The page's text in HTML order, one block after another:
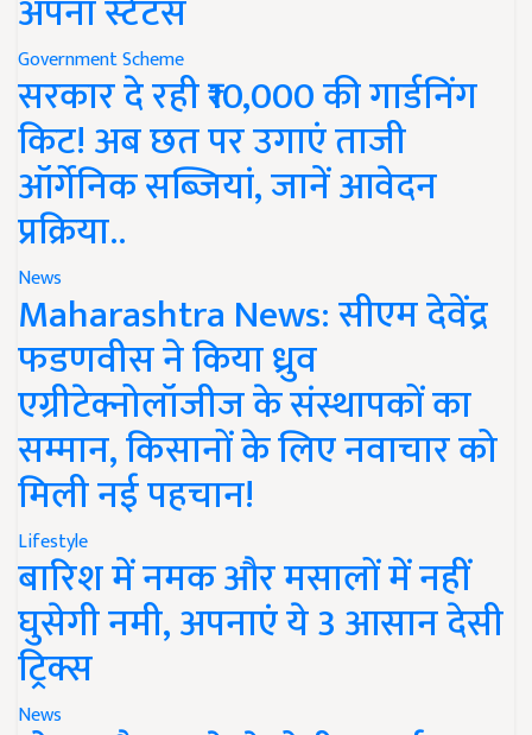
अपना स्टेटस
Government Scheme
सरकार दे रही ₹10,000 की गार्डनिंग
किट! अब छत पर उगाएं ताजी
ऑर्गेनिक सब्जियां, जानें आवेदन
प्रक्रिया..
News
Maharashtra News: सीएम देवेंद्र
फडणवीस ने किया ध्रुव
एग्रीटेक्नोलॉजीज के संस्थापकों का
सम्मान, किसानों के लिए नवाचार को
मिली नई पहचान!
Lifestyle
बारिश में नमक और मसालों में नहीं
घुसेगी नमी, अपनाएं ये 3 आसान देसी
ट्रिक्स
News